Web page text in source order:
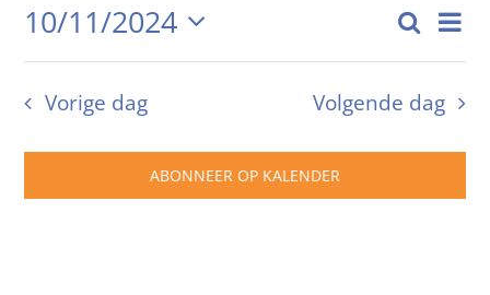
10
november
Zoeken
Dag
10/11/2024
Selecteer
een
datum.
Vorige dag Volgende dag
ABONNEER OP KALENDER